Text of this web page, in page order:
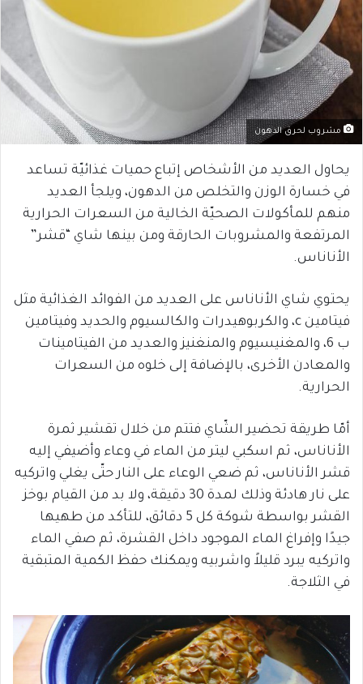
مشروب لحرق الدهون
يحاول العديد من الأشخاص إتباع حميات غذائيّة تساعد
في خسارة الوزن والتخلص من الدهون، ويلجأ العديد
منهم للمأكولات الصحيّة الخالية من السعرات الحرارية
المرتفعة والمشروبات الحارقة ومن بينها شاي “قشر”
الأناناس.
يحتوي شاي الأناناس على العديد من الفوائد الغذائية مثل
فيتامين c، والكربوهيدرات والكالسيوم والحديد وفيتامين
ب 6، والمغنيسيوم والمنغنيز والعديد من الفيتامينات
والمعادن الأخرى، بالإضافة إلى خلوه من السعرات
الحرارية.
أمّا طريقة تحضير الشّاي فتتم من خلال تقشير ثمرة
الأناناس، ثم اسكبي ليتر من الماء في وعاء وأضيفي إليه
قشر الأناناس، ثم ضعي الوعاء على النار حتّى يغلي واتركيه
على نار هادئة وذلك لمدة 30 دقيقة، ولا بد من القيام بوخز
القشر بواسطة شوكة كل 5 دقائق، للتأكد من طهيها
جيدًا وإفراغ الماء الموجود داخل القشرة، ثم صفي الماء
واتركيه يبرد قليلاً واشربيه ويمكنك حفظ الكمية المتبقية
في الثلاجة.